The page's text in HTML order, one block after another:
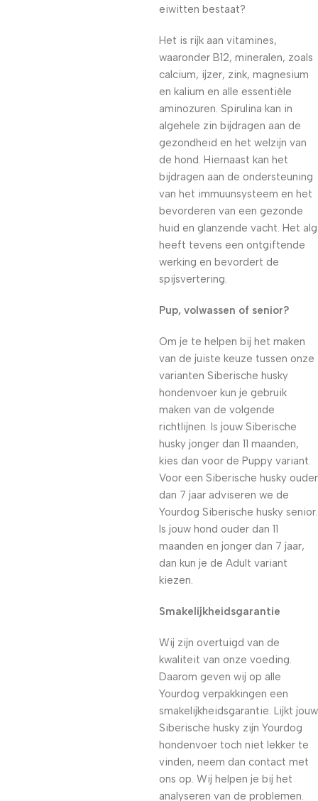
eiwitten bestaat?
Het is rijk aan vitamines,
waaronder B12, mineralen, zoals
calcium, ijzer, zink, magnesium
en kalium en alle essentiële
aminozuren. Spirulina kan in
algehele zin bijdragen aan de
gezondheid en het welzijn van
de hond. Hiernaast kan het
bijdragen aan de ondersteuning
van het immuunsysteem en het
bevorderen van een gezonde
huid en glanzende vacht. Het alg
heeft tevens een ontgiftende
werking en bevordert de
spijsvertering.
Pup, volwassen of senior?
Om je te helpen bij het maken
van de juiste keuze tussen onze
varianten Siberische husky
hondenvoer kun je gebruik
maken van de volgende
richtlijnen. Is jouw Siberische
husky jonger dan 11 maanden,
kies dan voor de Puppy variant.
Voor een Siberische husky ouder
dan 7 jaar adviseren we de
Yourdog Siberische husky senior.
Is jouw hond ouder dan 11
maanden en jonger dan 7 jaar,
dan kun je de Adult variant
kiezen.
Smakelijkheidsgarantie
Wij zijn overtuigd van de
kwaliteit van onze voeding.
Daarom geven wij op alle
Yourdog verpakkingen een
smakelijkheidsgarantie. Lijkt jouw
Siberische husky zijn Yourdog
hondenvoer toch niet lekker te
vinden, neem dan contact met
ons op. Wij helpen je bij het
analyseren van de problemen.